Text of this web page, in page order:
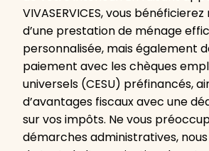
VIVASERVICES, vous
d’une prestation de ménage
personnalisée, mais également
paiement avec les chèques
universels (CESU) préfinancés,
d’avantages fiscaux avec une
sur vos impôts. Ne vous
démarches administratives,